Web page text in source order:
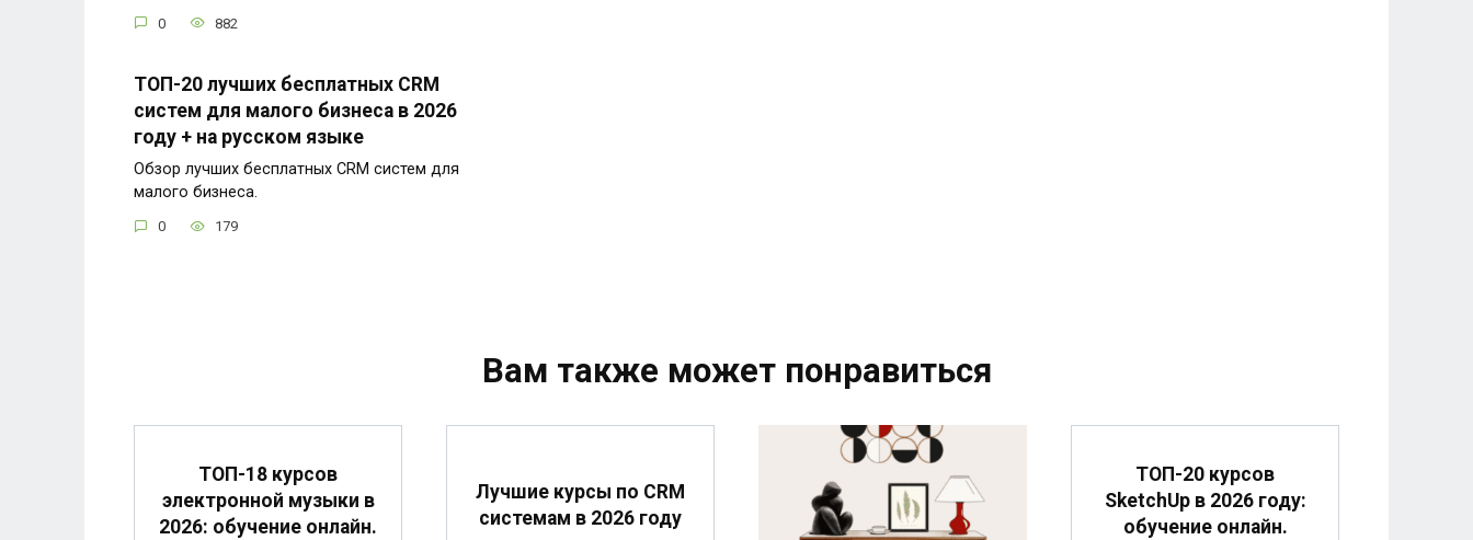
0 882
ТОП-20 лучших бесплатных CRM
систем для малого бизнеса в 2026
году + на русском языке
Обзор лучших бесплатных CRM систем для
малого бизнеса.
0 179
Вам также может понравиться
ТОП-18 курсов
электронной музыки в
2026: обучение онлайн.
Лучшие курсы по CRM
системам в 2026 году
ТОП-20 курсов
SketchUp в 2026 году:
обучение онлайн.